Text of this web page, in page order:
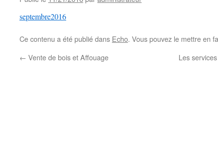
septembre2016
Ce contenu a été publié dans Echo. Vous pouvez le mettre en
← Vente de bois et Affouage Les